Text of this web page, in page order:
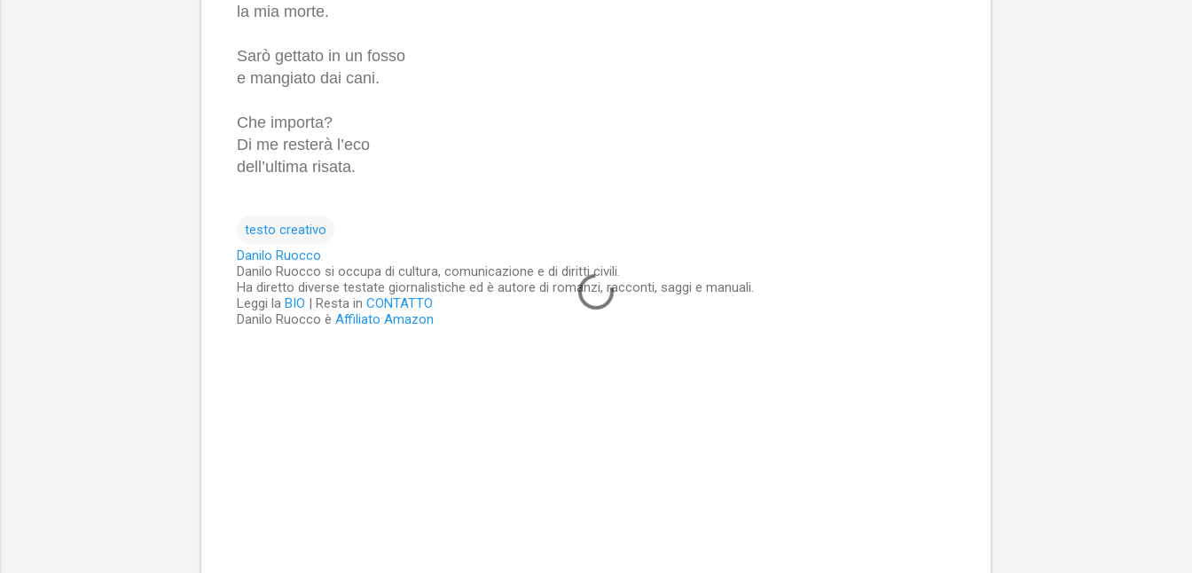
la mia morte.
Sarò gettato in un fosso
e mangiato dai cani.
Che importa?
Di me resterà l’eco
dell’ultima risata.
testo creativo
Danilo Ruocco
Danilo Ruocco si occupa di cultura, comunicazione e di diritti civili.
Ha diretto diverse testate giornalistiche ed è autore di romanzi, racconti, saggi e manuali.
Leggi la BIO | Resta in CONTATTO
Danilo Ruocco è Affiliato Amazon